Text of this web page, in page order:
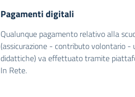
Pagamenti digitali
Qualunque pagamento relativo alla
(assicurazione - contributo volontario -
didattiche) va effettuato tramite
In Rete.